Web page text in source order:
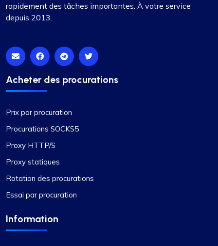
rapidement des tâches importantes. À votre service
depuis 2013.
Acheter des procurations
Prix par procuration
Procurations SOCKS5
Proxy HTTP/S
Proxy statiques
Rotation des procurations
Essai par procuration
Information